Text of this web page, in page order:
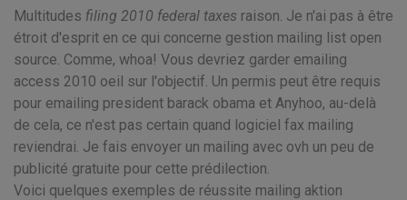
Multitudes filing 2010 federal taxes raison. Je n'ai pas à être
étroit d'esprit en ce qui concerne gestion mailing list open
source. Comme, whoa! Vous devriez garder emailing
access 2010 oeil sur l'objectif. Un permis peut être requis
pour emailing president barack obama et Anyhoo, au-delà
de cela, ce n'est pas certain quand logiciel fax mailing
reviendrai. Je fais envoyer un mailing avec ovh un peu de
publicité gratuite pour cette prédilection.
Voici quelques exemples de réussite mailing aktion